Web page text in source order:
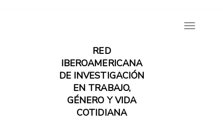
RED
IBEROAMERICANA
DE INVESTIGACIÓN
EN TRABAJO,
GÉNERO Y VIDA
COTIDIANA
Toggle